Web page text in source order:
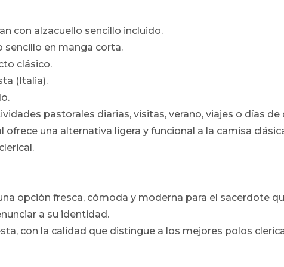
con alzacuello sencillo incluido.
sencillo en manga corta.
clásico.
(Italia).
pastorales diarias, visitas, verano, viajes o días
ofrece una alternativa ligera y funcional a la camisa
una opción fresca, cómoda y moderna para el sacerdote
a su identidad.
con la calidad que distingue a los mejores polos